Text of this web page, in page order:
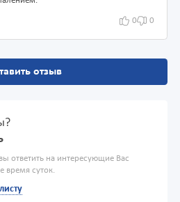
0 0
отзыв
ответить на интересующие Вас
время суток.